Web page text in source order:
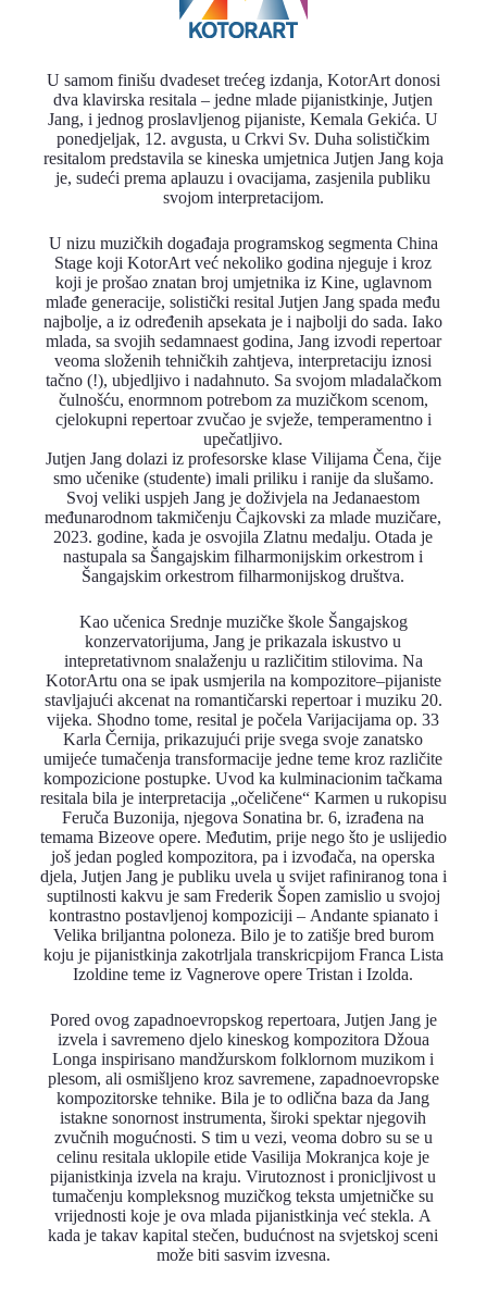
U samom finišu dvadeset trećeg izdanja, KotorArt donosi
dva klavirska resitala – jedne mlade pijanistkinje, Jutjen
Jang, i jednog proslavljenog pijaniste, Kemala Gekića. U
ponedjeljak, 12. avgusta, u Crkvi Sv. Duha solističkim
resitalom predstavila se kineska umjetnica Jutjen Jang koja
je, sudeći prema aplauzu i ovacijama, zasjenila publiku
svojom interpretacijom.
U nizu muzičkih događaja programskog segmenta China
Stage koji KotorArt već nekoliko godina njeguje i kroz
koji je prošao znatan broj umjetnika iz Kine, uglavnom
mlađe generacije, solistički resital Jutjen Jang spada među
najbolje, a iz određenih apsekata je i najbolji do sada. Iako
mlada, sa svojih sedamnaest godina, Jang izvodi repertoar
veoma složenih tehničkih zahtjeva, interpretaciju iznosi
tačno (!), ubjedljivo i nadahnuto. Sa svojom mladalačkom
čulnošću, enormnom potrebom za muzičkom scenom,
cjelokupni repertoar zvučao je svježe, temperamentno i
upečatljivo.
Jutjen Jang dolazi iz profesorske klase Vilijama Čena, čije
smo učenike (studente) imali priliku i ranije da slušamo.
Svoj veliki uspjeh Jang je doživjela na Jedanaestom
međunarodnom takmičenju Čajkovski za mlade muzičare,
2023. godine, kada je osvojila Zlatnu medalju. Otada je
nastupala sa Šangajskim filharmonijskim orkestrom i
Šangajskim orkestrom filharmonijskog društva.
Kao učenica Srednje muzičke škole Šangajskog
konzervatorijuma, Jang je prikazala iskustvo u
intepretativnom snalaženju u različitim stilovima. Na
KotorArtu ona se ipak usmjerila na kompozitore–pijaniste
stavljajući akcenat na romantičarski repertoar i muziku 20.
vijeka. Shodno tome, resital je počela Varijacijama op. 33
Karla Černija, prikazujući prije svega svoje zanatsko
umijeće tumačenja transformacije jedne teme kroz različite
kompozicione postupke. Uvod ka kulminacionim tačkama
resitala bila je interpretacija „očeličene“ Karmen u rukopisu
Feruča Buzonija, njegova Sonatina br. 6, izrađena na
temama Bizeove opere. Međutim, prije nego što je uslijedio
još jedan pogled kompozitora, pa i izvođača, na operska
djela, Jutjen Jang je publiku uvela u svijet rafiniranog tona i
suptilnosti kakvu je sam Frederik Šopen zamislio u svojoj
kontrastno postavljenoj kompoziciji – Andante spianato i
Velika briljantna poloneza. Bilo je to zatišje bred burom
koju je pijanistkinja zakotrljala transkricpijom Franca Lista
Izoldine teme iz Vagnerove opere Tristan i Izolda.
Pored ovog zapadnoevropskog repertoara, Jutjen Jang je
izvela i savremeno djelo kineskog kompozitora Džoua
Longa inspirisano mandžurskom folklornom muzikom i
plesom, ali osmišljeno kroz savremene, zapadnoevropske
kompozitorske tehnike. Bila je to odlična baza da Jang
istakne sonornost instrumenta, široki spektar njegovih
zvučnih mogućnosti. S tim u vezi, veoma dobro su se u
celinu resitala uklopile etide Vasilija Mokranjca koje je
pijanistkinja izvela na kraju. Virutoznost i pronicljivost u
tumačenju kompleksnog muzičkog teksta umjetničke su
vrijednosti koje je ova mlada pijanistkinja već stekla. A
kada je takav kapital stečen, budućnost na svjetskoj sceni
može biti sasvim izvesna.